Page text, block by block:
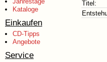
Kataloge
Einkaufen
CD-Tipps
Angebote
Service
Titel: